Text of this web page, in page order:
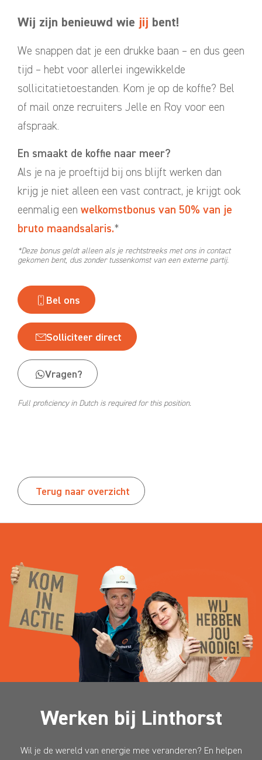
Wij zijn benieuwd wie jij bent!
We snappen dat je een drukke baan – en dus geen
tijd – hebt voor allerlei ingewikkelde
sollicitatietoestanden. Kom je op de koffie? Bel
of mail onze recruiters Jelle en Roy voor een
afspraak.
En smaakt de koffie naar meer?
Als je na je proeftijd bij ons blijft werken dan
krijg je niet alleen een vast contract, je krijgt ook
eenmalig een welkomstbonus van 50% van je
bruto maandsalaris.*
*Deze bonus geldt alleen als je rechtstreeks met ons in contact
gekomen bent, dus zonder tussenkomst van een externe partij.
Bel ons
Solliciteer direct
Vragen?
Full proficiency in Dutch is required for this position.
Terug naar overzicht
Werken bij Linthorst
Wil je de wereld van energie mee veranderen? En helpen